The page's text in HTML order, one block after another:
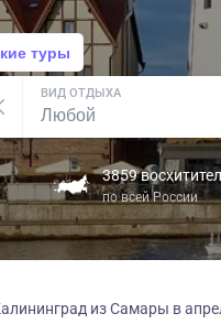
туры
ВИД ОТДЫХА
3859
по всей России
из Самары в